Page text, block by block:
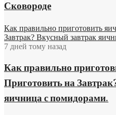
Сковороде
Как правильно приготовить
Завтрак? Вкусный завтрак
7 дней тому назад
Как правильно
Приготовить на
яичница с помидорами.